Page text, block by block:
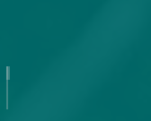
Agressively